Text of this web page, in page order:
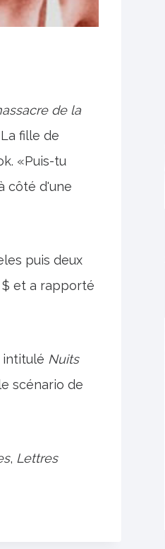
de la
fille de
«Puis-tu
côté d'une
puis deux
$ et a rapporté
intitulé Nuits
scénario de
, Lettres